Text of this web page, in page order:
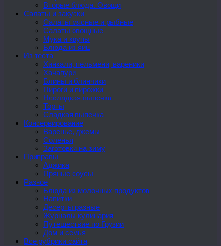
Вторые блюда. Овощи
Салаты и закуски
Салаты мясные и рыбные
Салаты овощные
Мука и крупы
Блюда из яиц
Из теста
Хинкали, пельмени, вареники
Хачапури
Блины и блинчики
Пироги и пирожки
Несладкая выпечка
Торты
Сладкая выпечка
Консервирование
Варенье, джемы
Соленья
Заготовки на зиму
Приправы
Аджика
Пряные соусы
Разное
Блюда из молочных продуктов
Напитки
Десерты разные
Журналы кулинария
Путешествие по Грузии
Дом и семья
Все рубрики сайта